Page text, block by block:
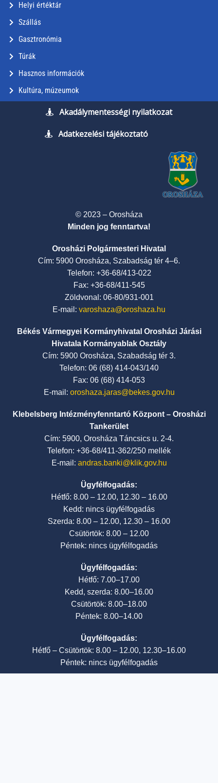
Helyi értéktár
Szállás
Gasztronómia
Túrák
Hasznos információk
Kultúra, múzeumok
Akadálymentességi nyilatkozat
Adatkezelési tájékoztató
© 2023 – Orosháza
Minden jog fenntartva!
Orosházi Polgármesteri Hivatal
Cím: 5900 Orosháza, Szabadság tér 4–6.
Telefon: +36-68/413-022
Fax: +36-68/411-545
Zöldvonal: 06-80/931-001
E-mail: varoshaza@oroshaza.hu
Békés Vármegyei Kormányhivatal Orosházi Járási
Hivatala Kormányablak Osztály
Cím: 5900 Orosháza, Szabadság tér 3.
Telefon: 06 (68) 414-043/140
Fax: 06 (68) 414-053
E-mail: oroshaza.jaras@bekes.gov.hu
Klebelsberg Intézményfenntartó Központ – Orosházi
Tankerület
Cím: 5900, Orosháza Táncsics u. 2-4.
Telefon: +36-68/411-362/250 mellék
E-mail: andras.banki@klik.gov.hu
Ügyfélfogadás:
Hétfő: 8.00 – 12.00, 12.30 – 16.00
Kedd: nincs ügyfélfogadás
Szerda: 8.00 – 12.00, 12.30 – 16.00
Csütörtök: 8.00 – 12.00
Péntek: nincs ügyfélfogadás
Ügyfélfogadás:
Hétfő: 7.00–17.00
Kedd, szerda: 8.00–16.00
Csütörtök: 8.00–18.00
Péntek: 8.00–14.00
Ügyfélfogadás:
Hétfő – Csütörtök: 8.00 – 12.00, 12.30–16.00
Péntek: nincs ügyfélfogadás